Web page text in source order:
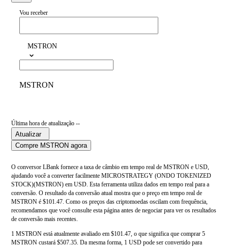
Vou receber
MSTRON
MSTRON
Última hora de atualização --
Atualizar
Compre MSTRON agora
O conversor LBank fornece a taxa de câmbio em tempo real de MSTRON e USD,
ajudando você a converter facilmente MICROSTRATEGY (ONDO TOKENIZED
STOCK)(MSTRON) em USD. Esta ferramenta utiliza dados em tempo real para a
conversão. O resultado da conversão atual mostra que o preço em tempo real de
MSTRON é $101.47. Como os preços das criptomoedas oscilam com frequência,
recomendamos que você consulte esta página antes de negociar para ver os resultados
de conversão mais recentes.
1 MSTRON está atualmente avaliado em $101.47, o que significa que comprar 5
MSTRON custará $507.35. Da mesma forma, 1 USD pode ser convertido para